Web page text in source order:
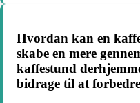
Hvordan kan en
skabe en mere
kaffestund
bidrage til at